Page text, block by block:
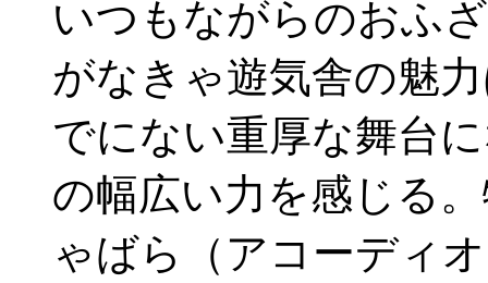
いつもながらのおふ
がなきゃ遊気舎の魅
でにない重厚な舞台
の幅広い力を感じる
ゃばら（アコーディ